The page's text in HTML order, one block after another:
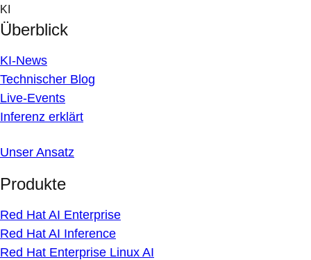
Skip
to
content
KI
Überblick
KI-News
Technischer Blog
Live-Events
Inferenz erklärt
Unser Ansatz
Produkte
Red Hat AI Enterprise
Red Hat AI Inference
Red Hat Enterprise Linux AI